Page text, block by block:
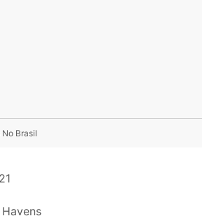
Brasil